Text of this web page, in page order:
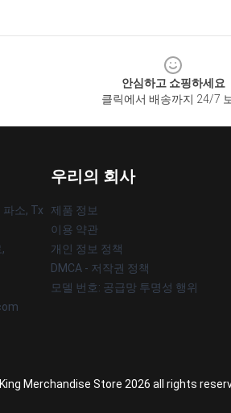
안심하고 쇼핑하세요
클릭에서 배송까지 24/7
소, Tx
우리의 회사
제품 정보
이용 약관
개인 정보 정책
DMCA - 저작권 정책
모델 번호: 공급망 투명성 행위
Merchandise Store 2026 all rights